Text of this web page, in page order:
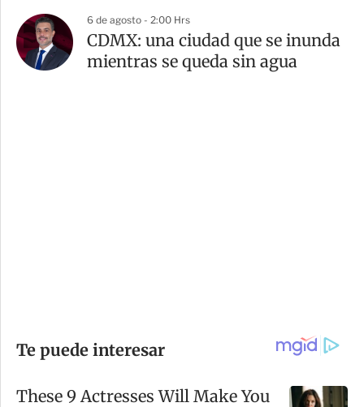
6 de agosto - 2:00 Hrs
CDMX: una ciudad que se inunda
mientras se queda sin agua